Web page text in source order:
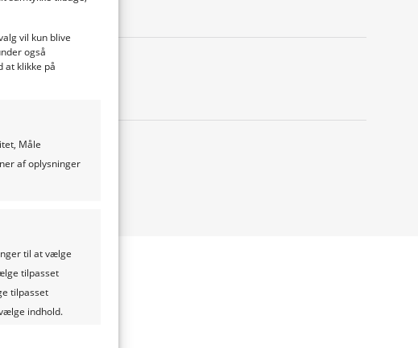
vil kun blive
også
at klikke på
Måle
af oplysninger
til at vælge
tilpasset
tilpasset
indhold.